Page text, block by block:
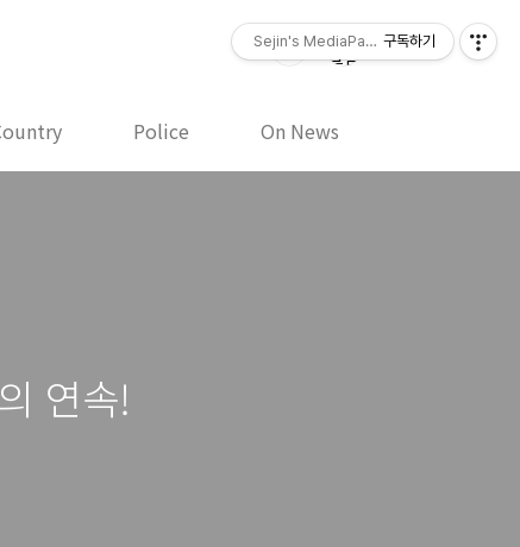
Police On News
연속!
Sejin's MediaPaper - 오세진 사진기자의
구독하기